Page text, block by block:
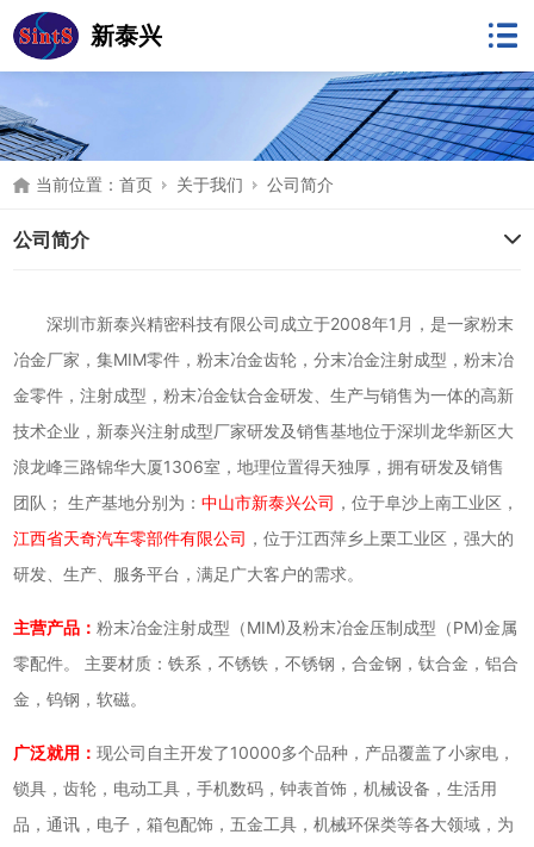
新泰兴
当前位置：首页 关于我们 公司简介
公司简介
深圳市新泰兴精密科技有限公司成立于2008年1月，是一家粉末
冶金厂家，集MIM零件，粉末冶金齿轮，分末冶金注射成型，粉末冶
金零件，注射成型，粉末冶金钛合金研发、生产与销售为一体的高新
技术企业，新泰兴注射成型厂家研发及销售基地位于深圳龙华新区大
浪龙峰三路锦华大厦1306室，地理位置得天独厚，拥有研发及销售
团队； 生产基地分别为：中山市新泰兴公司 ，位于阜沙上南工业区，
江西省天奇汽车零部件有限公司 ，位于江西萍乡上栗工业区，强大的
研发、生产、服务平台，满足广大客户的需求。
主营产品：粉末冶金注射成型（MIM)及粉末冶金压制成型（PM)金属
零配件。 主要材质：铁系，不锈铁，不锈钢，合金钢，钛合金，铝合
金，钨钢，软磁。
广泛就用：现公司自主开发了10000多个品种，产品覆盖了小家电，
锁具，齿轮，电动工具，手机数码，钟表首饰，机械设备，生活用
品，通讯，电子，箱包配饰，五金工具，机械环保类等各大领域，为